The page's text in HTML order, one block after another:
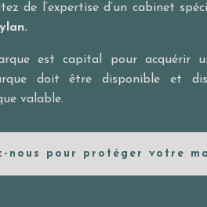
de l’expertise d’un cabinet
est capital pour acquérir
doit être disponible et
valable.
nous pour protéger votre